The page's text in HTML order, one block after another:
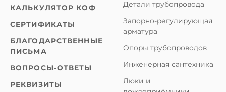
КАЛЬКУЛЯТОР КОФ
СЕРТИФИКАТЫ
БЛАГОДАРСТВЕННЫЕ
ПИСЬМА
ВОПРОСЫ-ОТВЕТЫ
РЕКВИЗИТЫ
Детали трубопровода
Запорно-регулирующая
арматура
Опоры трубопроводов
Инженерная сантехника
Люки и